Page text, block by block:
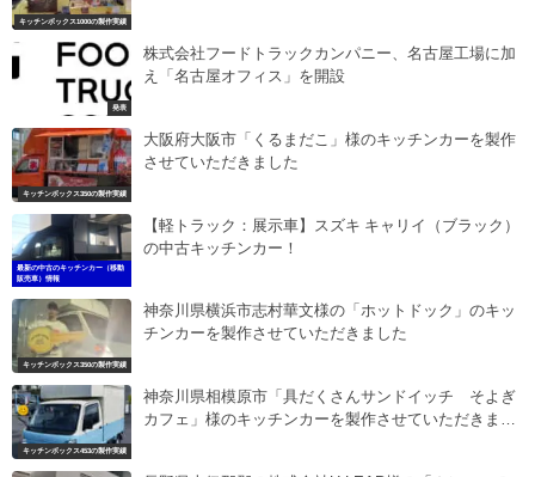
キッチンボックス1000の製作実績
発表
株式会社フードトラックカンパニー、名古屋工場に加
え「名古屋オフィス」を開設
キッチンボックス350の製作実績
大阪府大阪市「くるまだこ」様のキッチンカーを製作
させていただきました
最新の中古のキッチンカー（移動
販売車）情報
【軽トラック：展示車】スズキ キャリイ（ブラック）
の中古キッチンカー！
キッチンボックス350の製作実績
神奈川県横浜市志村華文様の「ホットドック」のキッ
チンカーを製作させていただきました
キッチンボックス453の製作実績
神奈川県相模原市「具だくさんサンドイッチ そよぎ
カフェ」様のキッチンカーを製作させていただきまし